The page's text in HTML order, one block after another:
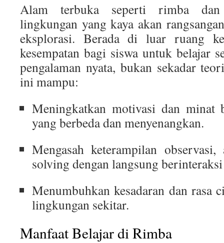
Alam terbuka seperti rimba dan
lingkungan yang kaya akan
eksplorasi. Berada di luar ruang
kesempatan bagi siswa untuk belajar
pengalaman nyata, bukan sekadar
ini mampu:
Meningkatkan motivasi dan minat
yang berbeda dan menyenangkan.
Mengasah keterampilan
solving dengan langsung
Menumbuhkan kesadaran dan rasa
lingkungan sekitar.
Manfaat Belajar di Rimba